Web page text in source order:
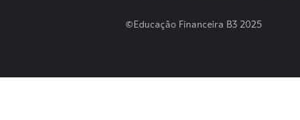
©Educação Financeira B3 2025